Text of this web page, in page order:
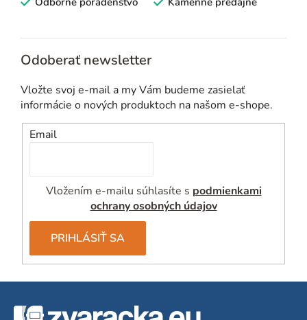
k
y
ý
i
s
u
Odoberať newsletter
Vložte svoj e-mail a my Vám budeme zasielať
informácie o nových produktoch na našom e-shope.
Email
Vložením e-mailu súhlasíte s podmienkami
ochrany osobných údajov
PRIHLÁSIŤ SA